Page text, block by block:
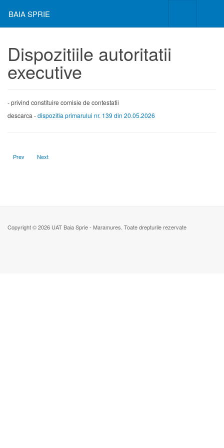
BAIA SPRIE
Dispozitiile autoritatii
executive
- privind constituire comisie de contestatii
descarca -dispozitia primarului nr. 139 din 20.05.2026
Previous article: Dispozitia primarului nr. 141 din 22.05.2026
Prev Next article: Dispozitia primarului nr. 138 din 20.05.2026
Next
Copyright © 2026 UAT Baia Sprie - Maramures. Toate drepturile rezervate